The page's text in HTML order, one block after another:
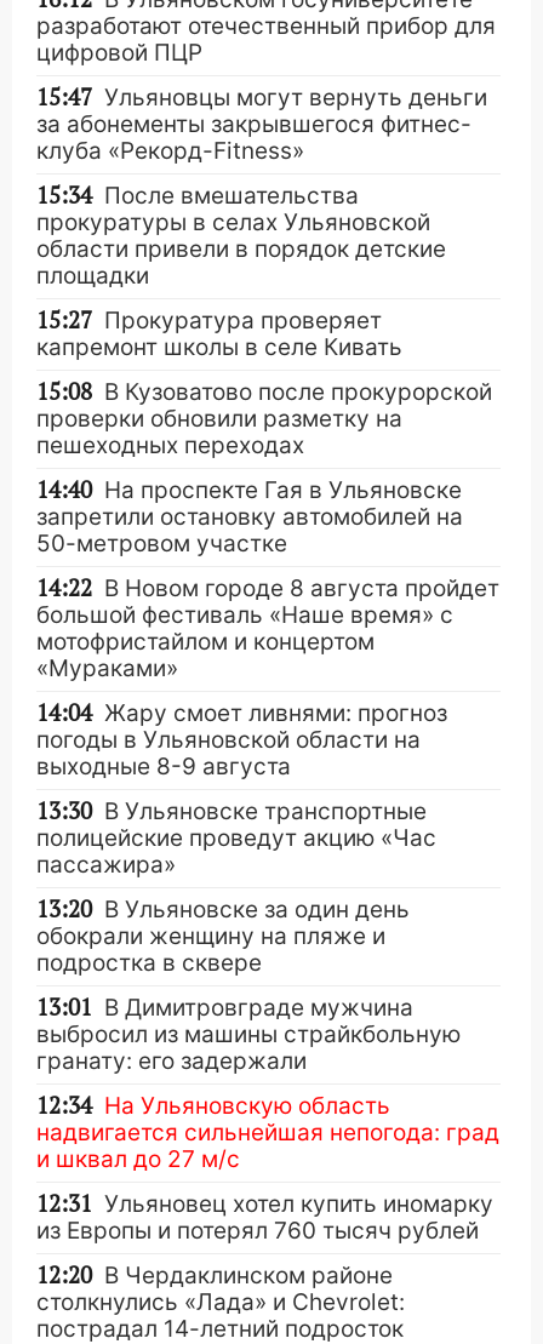
разработают отечественный прибор для
цифровой ПЦР
15:47 Ульяновцы могут вернуть деньги
за абонементы закрывшегося фитнес-
клуба «Рекорд-Fitness»
15:34 После вмешательства
прокуратуры в селах Ульяновской
области привели в порядок детские
площадки
15:27 Прокуратура проверяет
капремонт школы в селе Кивать
15:08 В Кузоватово после прокурорской
проверки обновили разметку на
пешеходных переходах
14:40 На проспекте Гая в Ульяновске
запретили остановку автомобилей на
50-метровом участке
14:22 В Новом городе 8 августа пройдет
большой фестиваль «Наше время» с
мотофристайлом и концертом
«Мураками»
14:04 Жару смоет ливнями: прогноз
погоды в Ульяновской области на
выходные 8-9 августа
13:30 В Ульяновске транспортные
полицейские проведут акцию «Час
пассажира»
13:20 В Ульяновске за один день
обокрали женщину на пляже и
подростка в сквере
13:01 В Димитровграде мужчина
выбросил из машины страйкбольную
гранату: его задержали
12:34 На Ульяновскую область
надвигается сильнейшая непогода: град
и шквал до 27 м/с
12:31 Ульяновец хотел купить иномарку
из Европы и потерял 760 тысяч рублей
12:20 В Чердаклинском районе
столкнулись «Лада» и Chevrolet:
пострадал 14-летний подросток